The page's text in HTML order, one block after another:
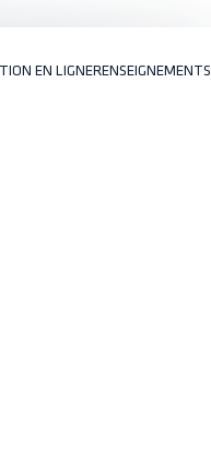
EN LIGNERENSEIGNEMENTS